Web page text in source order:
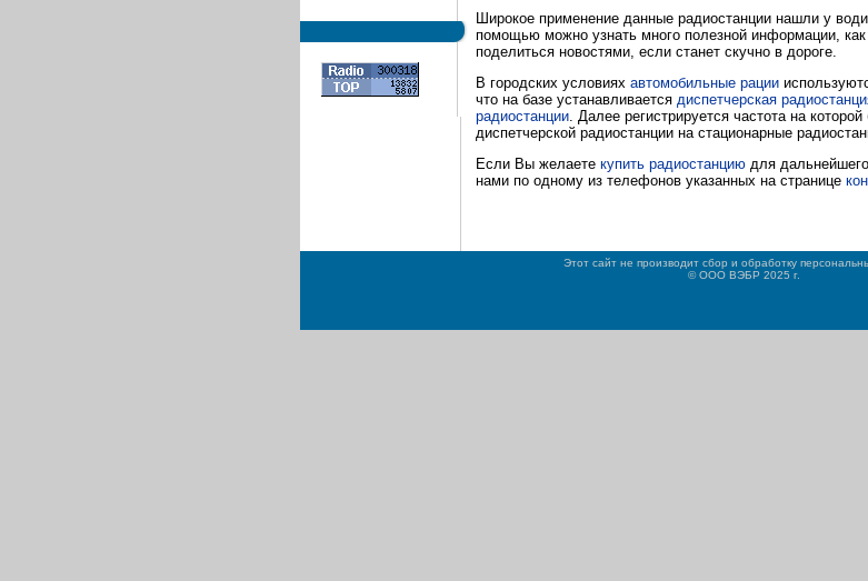
Широкое применение данные радиостанции нашли у
помощью можно узнать много полезной информации,
поделиться новостями, если станет скучно в дороге.
В городских условиях автомобильные рации
что на базе устанавливается диспетчерская
радиостанции. Далее регистрируется частота на
диспетчерской радиостанции на стационарные
Если Вы желаете купить радиостанциюдля дальнейшего
нами по одному из телефонов указанных на странице
Этот сайт не производит сбор и обработку
© ООО ВЭБР 2025 г.